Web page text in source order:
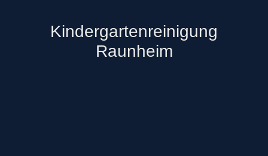
Kindergartenreinigung
Raunheim